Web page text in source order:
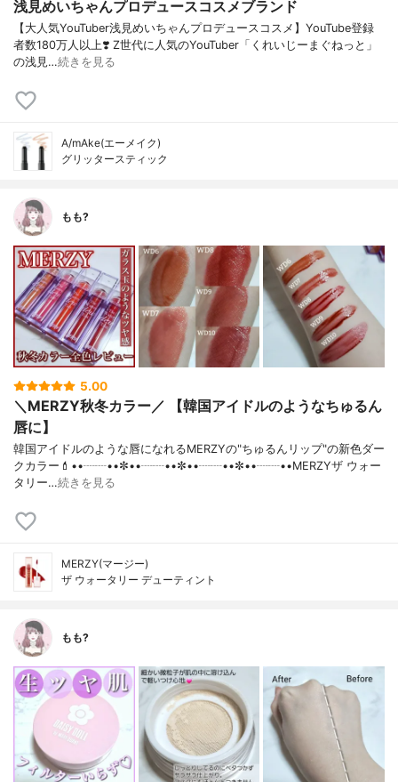
浅見めいちゃんプロデュースコスメブランド
【大人気YouTuber浅見めいちゃんプロデュースコスメ】YouTube登録
者数180万人以上❣️ Z世代に人気のYouTuber「くれいじーまぐねっと」
の浅見…続きを見る
A/mAke(エーメイク)
グリッタースティック
もも?
5.00
＼MERZY秋冬カラー／ 【韓国アイドルのようなちゅるん
唇に】
韓国アイドルのような唇になれるMERZYの"ちゅるんリップ"の新色ダー
クカラー💄••┈┈••✼••┈┈••✼••┈┈••✼••┈┈••MERZYザ ウォー
タリー…続きを見る
MERZY(マージー)
ザ ウォータリー デューティント
もも?